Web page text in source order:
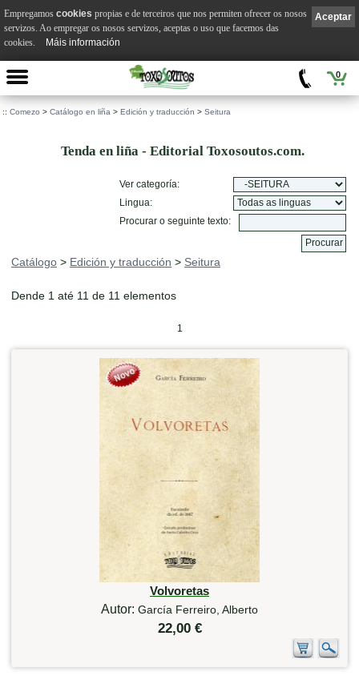
0
:: Comezo > Catálogo en liña > Edición y traducción > Seitura
Tenda en liña - Editorial Toxosoutos.com.
Ver categoría:
Lingua:
Procurar o seguinte texto:
Catálogo > Edición y traducción > Seitura
Dende 1 até 11 de 11 elementos
1
Volvoretas
Autor: García Ferreiro, Alberto
22,00 €
Aceptar
Empregamos cookies propias e de terceiros que nos permiten ofrecer os nosos
servizos. Ao empregar os nosos servizos, aceptas o uso que facemos das
cookies.
Máis información